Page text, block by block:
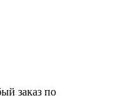
заказ по